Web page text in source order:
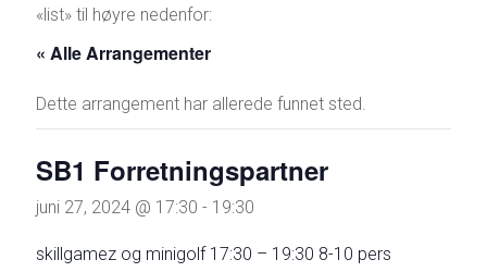
«list» til høyre nedenfor:
« Alle Arrangementer
Dette arrangement har allerede funnet sted.
SB1 Forretningspartner
juni 27, 2024 @ 17:30 - 19:30
skillgamez og minigolf 17:30 – 19:30 8-10 pers